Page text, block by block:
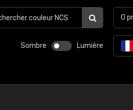
Sombre Lumière
0